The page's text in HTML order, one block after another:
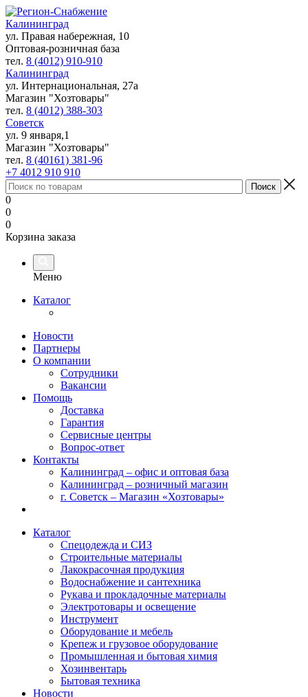
Калининград
ул. Правая набережная, 10
Оптовая-розничная база
тел. 8 (4012) 910-910
Калининград
ул. Интернациональная, 27а
Магазин "Хозтовары"
тел. 8 (4012) 388-303
Советск
ул. 9 января,1
Магазин "Хозтовары"
тел. 8 (40161) 381-96
+7 4012 910 910
0
0
0
Корзина заказа
Меню
Каталог
Новости
Партнеры
О компании
Сотрудники
Вакансии
Помощь
Доставка
Гарантия
Сервисные центры
Вопрос-ответ
Контакты
Калининград – офис и оптовая база
Калининград – розничный магазин
г. Советск – Магазин «Хозтовары»
Каталог
Спецодежда и СИЗ
Строительные материалы
Лакокрасочная продукция
Водоснабжение и сантехника
Рукава и прокладочные материалы
Электротовары и освещение
Инструмент
Оборудование и мебель
Крепеж и грузовое оборудование
Промышленная и бытовая химия
Хозинвентарь
Бытовая техника
Новости